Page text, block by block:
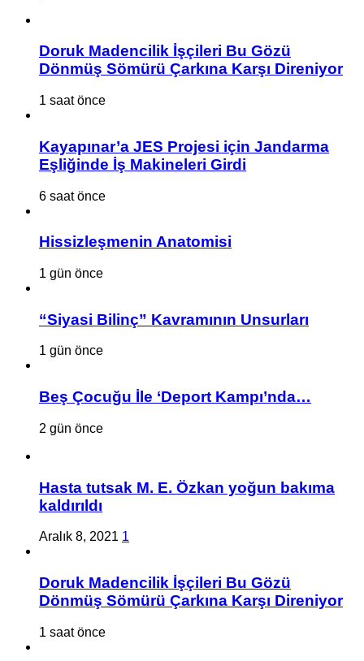
Doruk Madencilik İşçileri Bu Gözü
Dönmüş Sömürü Çarkına Karşı Direniyor
1 saat önce
Kayapınar’a JES Projesi için Jandarma
Eşliğinde İş Makineleri Girdi
6 saat önce
Hissizleşmenin Anatomisi
1 gün önce
“Siyasi Bilinç” Kavramının Unsurları
1 gün önce
Beş Çocuğu İle ‘Deport Kampı’nda…
2 gün önce
Hasta tutsak M. E. Özkan yoğun bakıma
kaldırıldı
Aralık 8, 2021 1
Doruk Madencilik İşçileri Bu Gözü
Dönmüş Sömürü Çarkına Karşı Direniyor
1 saat önce